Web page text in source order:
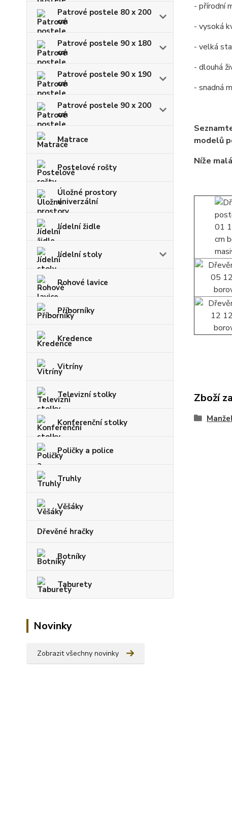
Patrové postele 80 x 200
cm
Patrové postele 90 x 180
cm
Patrové postele 90 x 190
cm
Patrové postele 90 x 200
cm
Matrace
Postelové rošty
Úložné prostory
univerzální
Jídelní židle
Jídelní stoly
Rohové lavice
Příborníky
Kredence
Vitríny
Televizní stolky
Konferenční stolky
Poličky a police
Truhly
Věšáky
Dřevěné hračky
Botníky
Taburety
Novinky
Zobrazit všechny novinky
- přírodní
- vysoká
- velká
- dlouhá
- snadná
modelů
Níže
Zboží